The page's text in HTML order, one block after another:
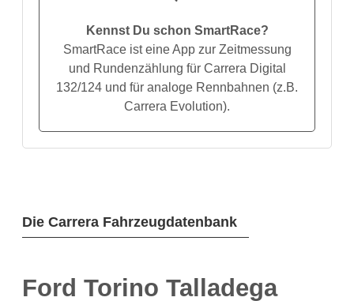
Die Carrera Fahrzeugdatenbank
Ford Torino Talladega
Kennst Du schon SmartRace?
SmartRace ist eine App zur Zeitmessung
und Rundenzählung für Carrera Digital
132/124 und für analoge Rennbahnen (z.B.
Carrera Evolution).